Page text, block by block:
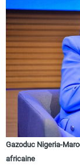
Gazoduc Nigeria-
africaine